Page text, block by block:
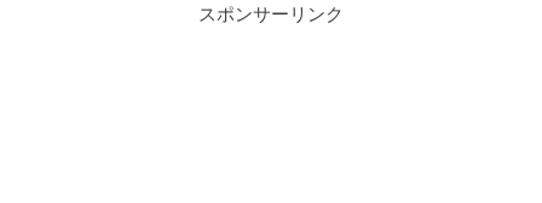
スポンサーリンク